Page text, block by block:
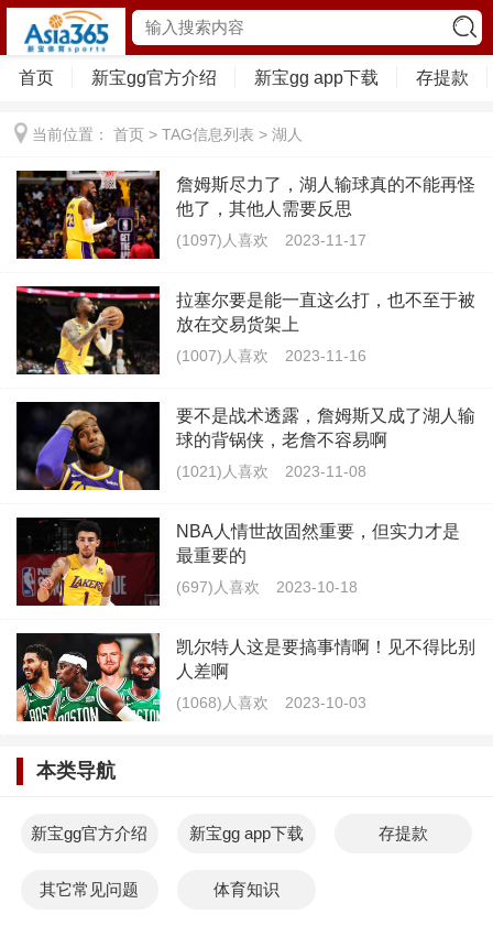
首页 新宝gg官方介绍 新宝gg app下载 存提款
当前位置： 首页 > TAG信息列表 > 湖人
詹姆斯尽力了，湖人输球真的不能再怪
他了，其他人需要反思
(1097)人喜欢 2023-11-17
拉塞尔要是能一直这么打，也不至于被
放在交易货架上
(1007)人喜欢 2023-11-16
要不是战术透露，詹姆斯又成了湖人输
球的背锅侠，老詹不容易啊
(1021)人喜欢 2023-11-08
NBA人情世故固然重要，但实力才是
最重要的
(697)人喜欢 2023-10-18
凯尔特人这是要搞事情啊！见不得比别
人差啊
(1068)人喜欢 2023-10-03
本类导航
新宝gg官方介绍 新宝gg app下载 存提款
其它常见问题 体育知识